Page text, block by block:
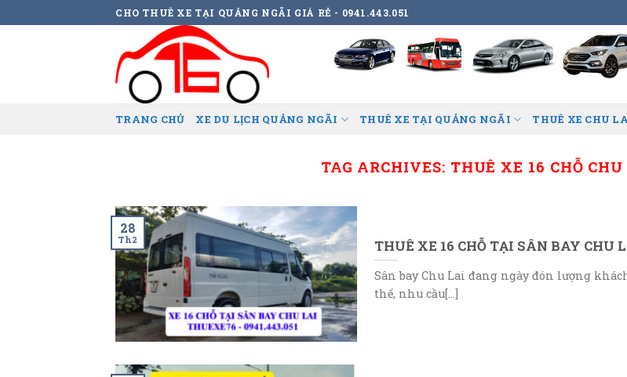
to
CHO THUÊ XE TẠI QUẢNG NGÃI GIÁ RẺ - 0941.443.051
TRANG CHỦ XE DU LỊCH QUẢNG NGÃI THUÊ XE TẠI QUẢNG NGÃI THUÊ XE CHU
TAG ARCHIVES: THUÊ XE 16 CHỖ
THUÊ XE 16 CHỖ TẠI SÂN BAY CHU
Sân bay Chu Lai đang ngày đón lượng
thế, nhu cầu[...]
28
Th2